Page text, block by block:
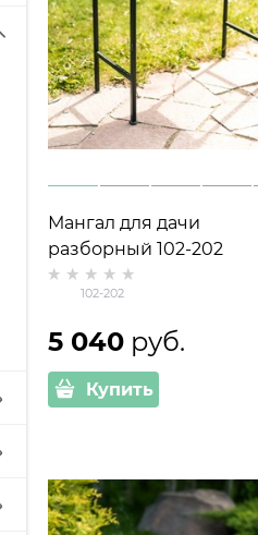
Мангал для дачи
разборный 102-202
102-202
5 040 руб.
Купить